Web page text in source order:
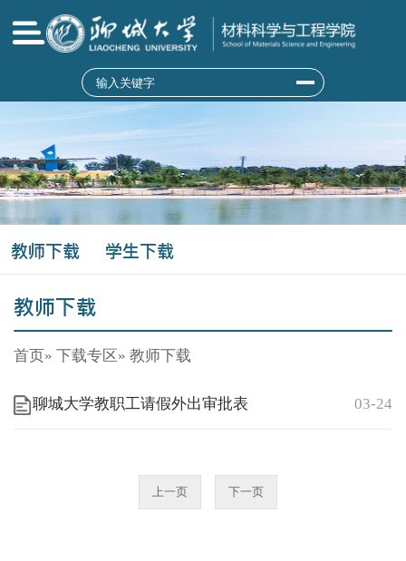
教师下载 学生下载
教师下载
首页 » 下载专区 » 教师下载
聊城大学教职工请假外出审批表 03-24
上一页 下一页